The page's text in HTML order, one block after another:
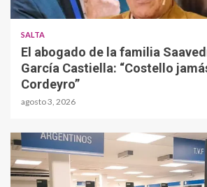
SALTA
El abogado de la familia
García Castiella: “Costello
Cordeyro”
agosto 3, 2026